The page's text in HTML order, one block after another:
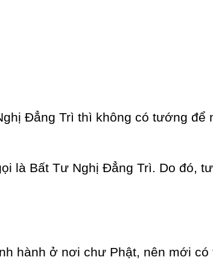
Đẳng Trì thì không có tướng để
là Bất Tư Nghị Đẳng Trì. Do đó,
hành ở nơi chư Phật, nên mới